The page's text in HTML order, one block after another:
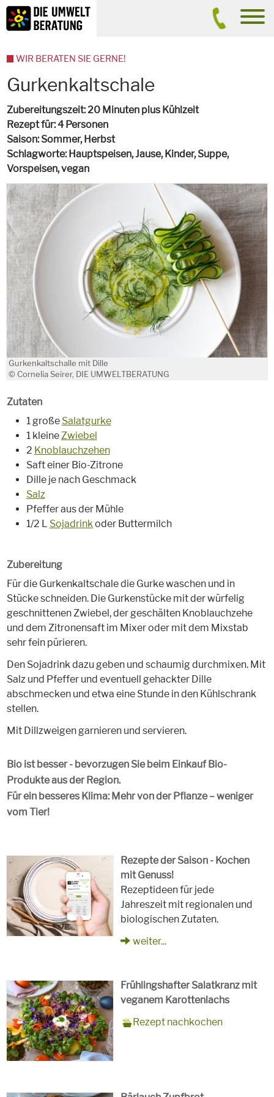
Inhalt
Suche
Gurkenkaltschale
Zubereitungszeit 20 Minuten plus Kühlzeit
Rezept für 4 Personen
Saison Sommer, Herbst
Schlagworte Hauptspeisen, Jause, Kinder, Suppe,
Vorspeisen,vegan
Gurkenkaltschalle mit Dille
© Cornelia Seirer, DIE UMWELTBERATUNG
Zutaten
1 große Salatgurke
1 kleineZwiebel
2 Knoblauchzehen
Saft einer Bio-Zitrone
Dille je nach Geschmack
Salz
Pfeffer aus der Mühle
1/2 L Sojadrinkoder Buttermilch
Zubereitung
Für die Gurkenkaltschale die Gurke waschen und in
Stücke schneiden. Die Gurkenstücke mit der würfelig
geschnittenen Zwiebel, der geschälten Knoblauchzehe
und dem Zitronensaft im Mixer oder mit dem Mixstab
sehr fein pürieren.
Den Sojadrink dazu geben und schaumig durchmixen. Mit
Salz und Pfeffer und eventuell gehackter Dille
abschmecken und etwa eine Stunde in den Kühlschrank
stellen.
Mit Dillzweigen garnieren und servieren.
Bio ist besser - bevorzugen Sie beim Einkauf Bio-
Produkte aus der Region.
Für ein besseres Klima: Mehr von der Pflanze – weniger
vom Tier!
Rezepte der Saison - Kochen
mit Genuss!
Rezeptideen für jede
Jahreszeit mit regionalen und
biologischen Zutaten.
weiter...
Frühlingshafter Salatkranz mit
veganem Karottenlachs
für
Schlagworte
Beilagen, Hauptspeisen, Jause,
Rezept nachkochen
WIR BERATEN SIE GERNE!